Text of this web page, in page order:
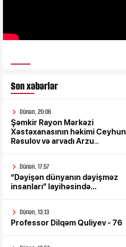
Son xəbərlər
Dünən, 20:06
Şəmkir Rayon Mərkəzi
Xəstəxanasının həkimi Ceyhun
Rəsulov və arvadı Arzu
ölümü ilə bağlı Şəmkir rayon
prokrurluğunda araşdırma
aparılır
Dünən, 17:57
“Dəyişən dünyanın dəyişməz
insanları” layihəsində...
Dünən, 13:13
Professor Dilqəm Quliyev - 76